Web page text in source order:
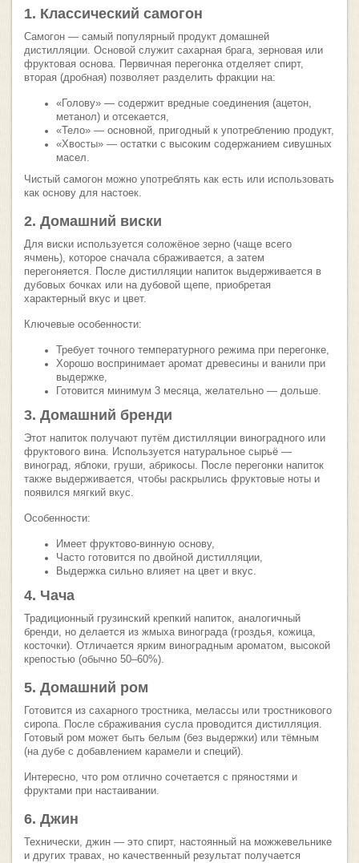
1. Классический самогон
Самогон — самый популярный продукт домашней
дистилляции. Основой служит сахарная брага, зерновая или
фруктовая основа. Первичная перегонка отделяет спирт,
вторая (дробная) позволяет разделить фракции на:
«Голову» — содержит вредные соединения (ацетон,
метанол) и отсекается,
«Тело» — основной, пригодный к употреблению продукт,
«Хвосты» — остатки с высоким содержанием сивушных
масел.
Чистый самогон можно употреблять как есть или использовать
как основу для настоек.
2. Домашний виски
Для виски используется соложёное зерно (чаще всего
ячмень), которое сначала сбраживается, а затем
перегоняется. После дистилляции напиток выдерживается в
дубовых бочках или на дубовой щепе, приобретая
характерный вкус и цвет.
Ключевые особенности:
Требует точного температурного режима при перегонке,
Хорошо воспринимает аромат древесины и ванили при
выдержке,
Готовится минимум 3 месяца, желательно — дольше.
3. Домашний бренди
Этот напиток получают путём дистилляции виноградного или
фруктового вина. Используется натуральное сырьё —
виноград, яблоки, груши, абрикосы. После перегонки напиток
также выдерживается, чтобы раскрылись фруктовые ноты и
появился мягкий вкус.
Особенности:
Имеет фруктово-винную основу,
Часто готовится по двойной дистилляции,
Выдержка сильно влияет на цвет и вкус.
4. Чача
Традиционный грузинский крепкий напиток, аналогичный
бренди, но делается из жмыха винограда (гроздья, кожица,
косточки). Отличается ярким виноградным ароматом, высокой
крепостью (обычно 50–60%).
5. Домашний ром
Готовится из сахарного тростника, мелассы или тростникового
сиропа. После сбраживания сусла проводится дистилляция.
Готовый ром может быть белым (без выдержки) или тёмным
(на дубе с добавлением карамели и специй).
Интересно, что ром отлично сочетается с пряностями и
фруктами при настаивании.
6. Джин
Технически, джин — это спирт, настоянный на можжевельнике
и других травах, но качественный результат получается